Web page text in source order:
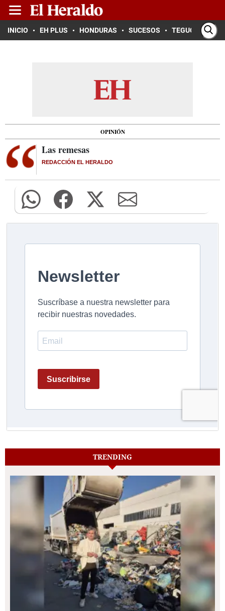
INICIO EH PLUS HONDURAS SUCESOS TEGUCIGALPA
OPINIÓN
Las remesas
REDACCIÓN EL HERALDO
TRENDING